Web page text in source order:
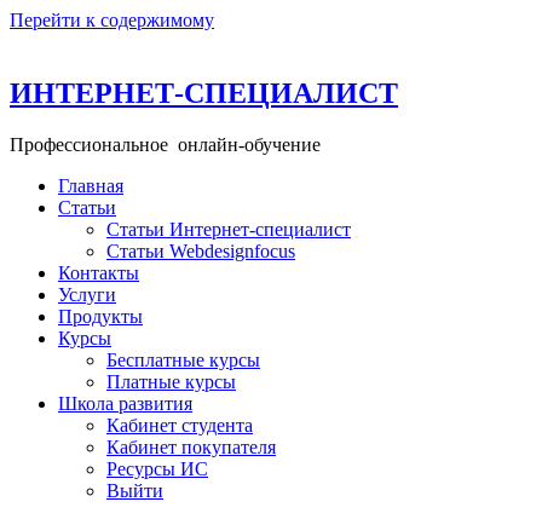
Перейти к содержимому
ИНТЕРНЕТ-СПЕЦИАЛИСТ
Профессиональное онлайн-обучение
Главная
Статьи
Статьи Интернет-специалист
Статьи Webdesignfocus
Контакты
Услуги
Продукты
Курсы
Бесплатные курсы
Платные курсы
Школа развития
Кабинет студента
Кабинет покупателя
Ресурсы ИС
Выйти